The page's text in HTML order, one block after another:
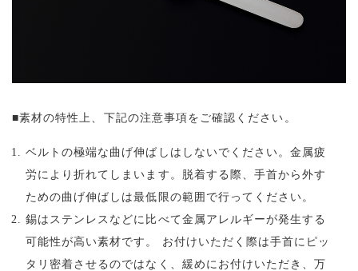
■素材の特性上、下記の注意事項をご確認ください。
ベルトの極端な曲げ伸ばしはしないでください。金属疲
労により折れてしまいます。脱着する際、手首から外す
ための曲げ伸ばしは最低限の範囲で行ってください。
錫はステンレスなどに比べて金属アレルギーが発生する
可能性が高い素材です。
お付けいただく際は手首にピッ
タリ密着させるのではなく、緩めにお付けいただき、万